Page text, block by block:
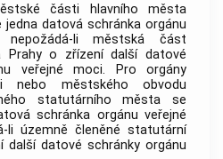
části hlavního města
jedna datová schránka orgánu
nepožádá-li městská část
Prahy o zřízení další datové
veřejné moci. Pro orgány
nebo městského obvodu
statutárního města se
schránka orgánu veřejné
li územně členěné statutární
další datové schránky orgánu